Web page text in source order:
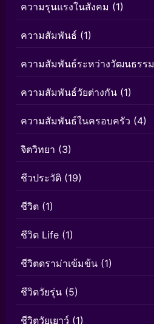
ความรุนแรงในสังคม (1)
ความสัมพันธ์ (1)
ความสัมพันธ์ระหว่างวัฒนธรรม
ความสัมพันธ์วัยต่างกัน (1)
ความสัมพันธ์ในครอบครัว (4)
จิตวิทยา (3)
ชีวประวัติ (19)
ชีวิต (1)
ชีวิต Life (1)
ชีวิตดราม่าเข้มข้น (1)
ชีวิตวัยรุ่น (5)
ชีวิตวัยเยาว์ (1)